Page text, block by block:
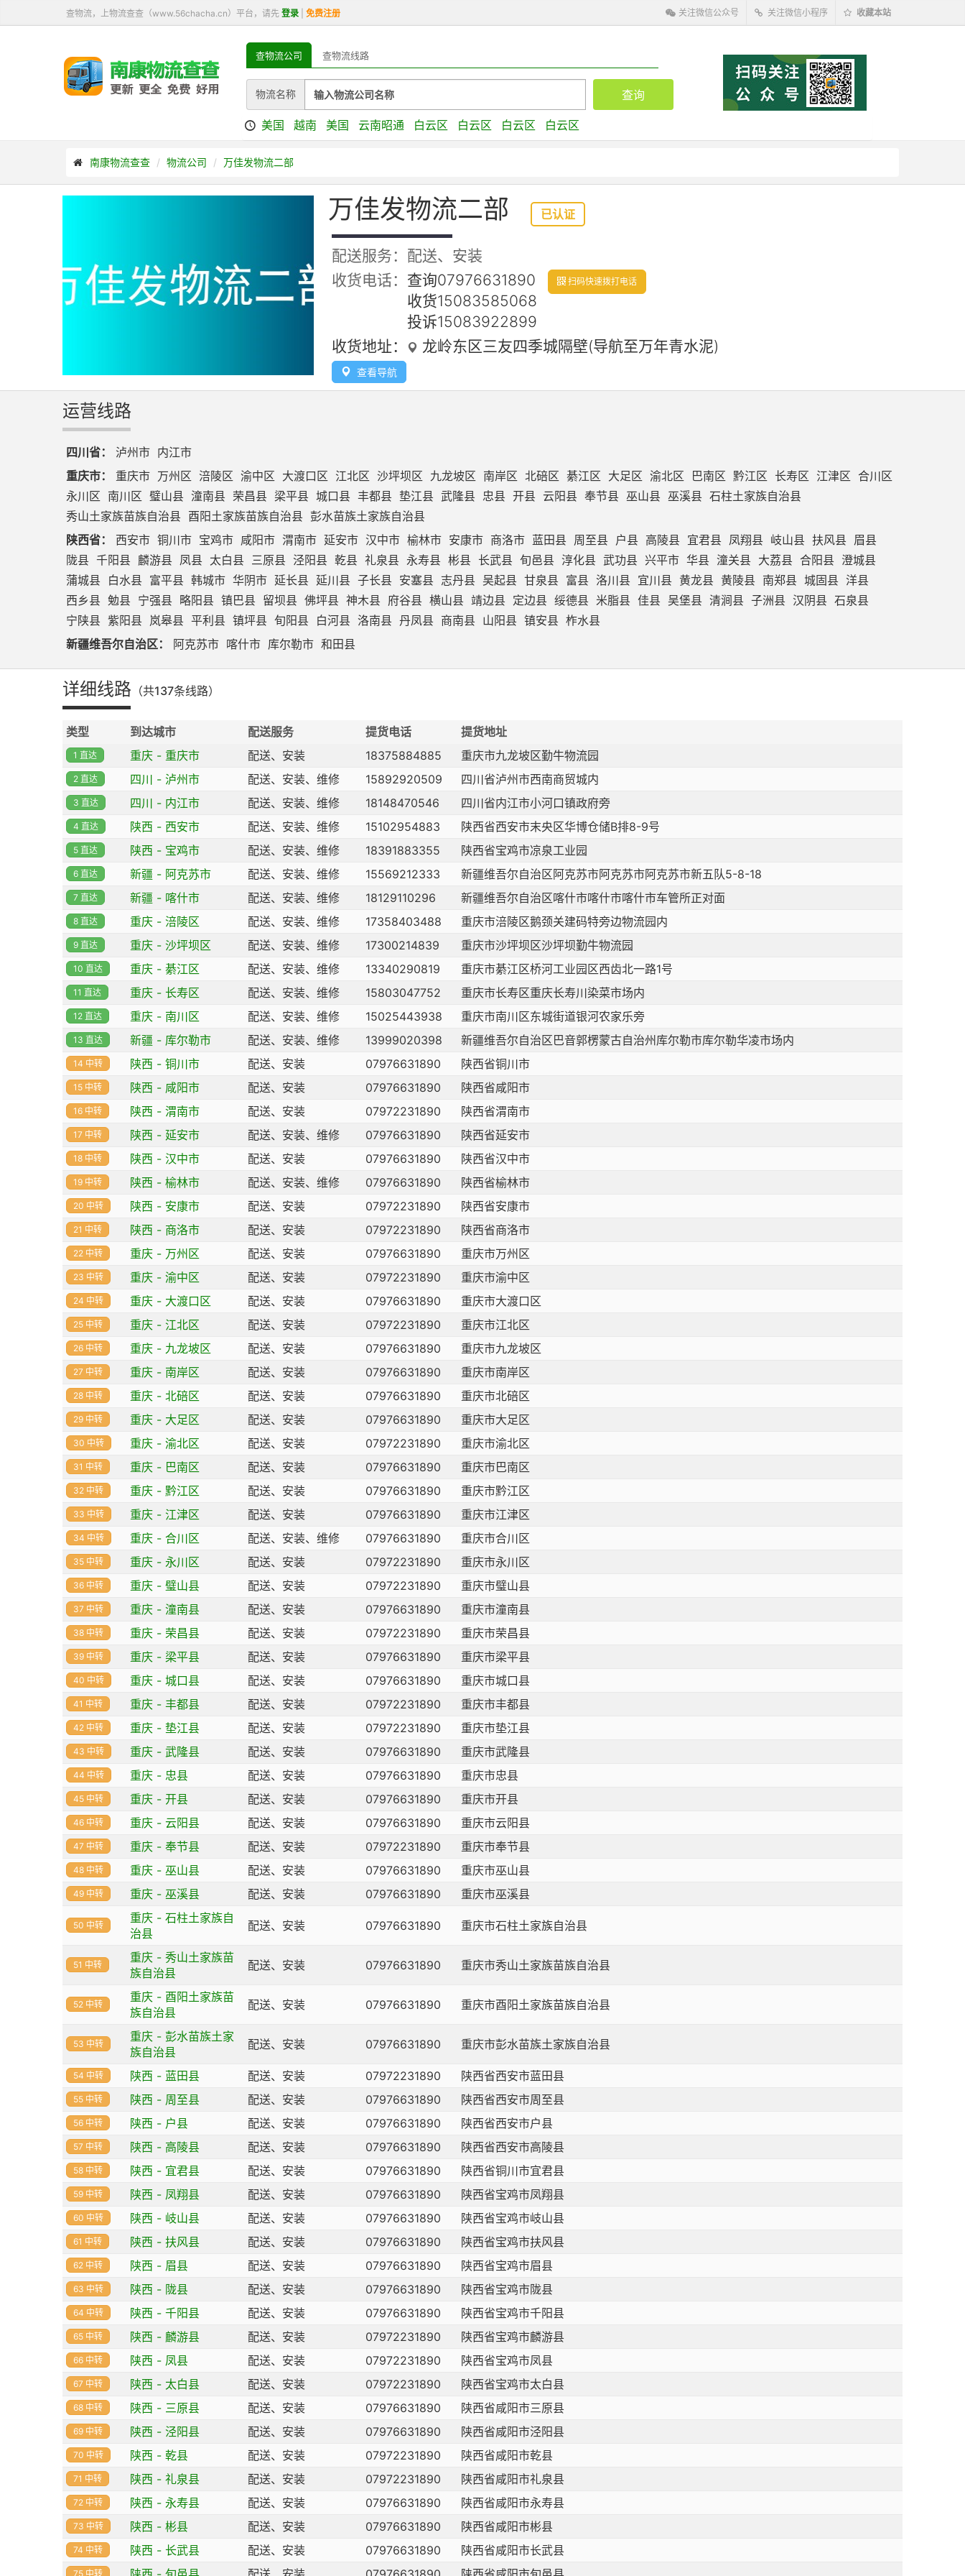
查物流，上物流查查（www.56chacha.cn）平台，请先 登录 免费注册 关注微信公众号 关注微信小程序 收藏本站
查物流公司 查物流线路
物流名称
美国 越南 美国 云南昭通 白云区 白云区 白云区 白云区
南康物流查查 物流公司 万佳发物流二部
万佳发物流二部 已认证
配送服务：配送、安装
收货电话： 查询07976631890
收货15083585068
投诉15083922899
扫码快速拨打电话
收货地址： 龙岭东区三友四季城隔壁(导航至万年青水泥)
查看导航
运营线路
四川省： 泸州市 内江市
重庆市：
重庆市 万州区 涪陵区 渝中区 大渡口区 江北区 沙坪坝区 九龙坡区 南岸区 北碚区 綦江区 大足区 渝北区 巴南区 黔江区 长寿区 江津区 合川区
永川区 南川区 璧山县 潼南县 荣昌县 梁平县 城口县 丰都县 垫江县 武隆县 忠县 开县 云阳县 奉节县 巫山县 巫溪县 石柱土家族自治县
秀山土家族苗族自治县 酉阳土家族苗族自治县 彭水苗族土家族自治县
陕西省：
西安市 铜川市 宝鸡市 咸阳市 渭南市 延安市 汉中市 榆林市 安康市 商洛市 蓝田县 周至县 户县 高陵县 宜君县 凤翔县 岐山县 扶风县 眉县
陇县 千阳县 麟游县 凤县 太白县 三原县 泾阳县 乾县 礼泉县 永寿县 彬县 长武县 旬邑县 淳化县 武功县 兴平市 华县 潼关县 大荔县 合阳县 澄城县
蒲城县 白水县 富平县 韩城市 华阴市 延长县 延川县 子长县 安塞县 志丹县 吴起县 甘泉县 富县 洛川县 宜川县 黄龙县 黄陵县 南郑县 城固县 洋县
西乡县 勉县 宁强县 略阳县 镇巴县 留坝县 佛坪县 神木县 府谷县 横山县 靖边县 定边县 绥德县 米脂县 佳县 吴堡县 清涧县 子洲县 汉阴县 石泉县
宁陕县 紫阳县 岚皋县 平利县 镇坪县 旬阳县 白河县 洛南县 丹凤县 商南县 山阳县 镇安县 柞水县
新疆维吾尔自治区：
阿克苏市 喀什市 库尔勒市 和田县
详细线路 （共137条线路）
类型 到达城市 配送服务 提货电话 提货地址
1 直达 重庆 - 重庆市 配送、安装 18375884885 重庆市九龙坡区勤牛物流园
2 直达 四川 - 泸州市 配送、安装、维修 15892920509 四川省泸州市西南商贸城内
3 直达 四川 - 内江市 配送、安装、维修 18148470546 四川省内江市小河口镇政府旁
4 直达 陕西 - 西安市 配送、安装、维修 15102954883 陕西省西安市末央区华博仓储B排8-9号
5 直达 陕西 - 宝鸡市 配送、安装、维修 18391883355 陕西省宝鸡市凉泉工业园
6 直达 新疆 - 阿克苏市 配送、安装、维修 15569212333 新疆维吾尔自治区阿克苏市阿克苏市阿克苏市新五队5-8-18
7 直达 新疆 - 喀什市 配送、安装、维修 18129110296 新疆维吾尔自治区喀什市喀什市喀什市车管所正对面
8 直达 重庆 - 涪陵区 配送、安装、维修 17358403488 重庆市涪陵区鹅颈关建码特旁边物流园内
9 直达 重庆 - 沙坪坝区 配送、安装、维修 17300214839 重庆市沙坪坝区沙坪坝勤牛物流园
10 直达 重庆 - 綦江区 配送、安装、维修 13340290819 重庆市綦江区桥河工业园区西齿北一路1号
11 直达 重庆 - 长寿区 配送、安装、维修 15803047752 重庆市长寿区重庆长寿川染菜市场内
12 直达 重庆 - 南川区 配送、安装、维修 15025443938 重庆市南川区东城街道银河农家乐旁
13 直达 新疆 - 库尔勒市 配送、安装、维修 13999020398 新疆维吾尔自治区巴音郭楞蒙古自治州库尔勒市库尔勒华凌市场内
14 中转 陕西 - 铜川市 配送、安装 07976631890 陕西省铜川市
15 中转 陕西 - 咸阳市 配送、安装 07976631890 陕西省咸阳市
16 中转 陕西 - 渭南市 配送、安装 07972231890 陕西省渭南市
17 中转 陕西 - 延安市 配送、安装、维修 07976631890 陕西省延安市
18 中转 陕西 - 汉中市 配送、安装 07976631890 陕西省汉中市
19 中转 陕西 - 榆林市 配送、安装、维修 07976631890 陕西省榆林市
20 中转 陕西 - 安康市 配送、安装 07972231890 陕西省安康市
21 中转 陕西 - 商洛市 配送、安装 07972231890 陕西省商洛市
22 中转 重庆 - 万州区 配送、安装 07976631890 重庆市万州区
23 中转 重庆 - 渝中区 配送、安装 07972231890 重庆市渝中区
24 中转 重庆 - 大渡口区 配送、安装 07976631890 重庆市大渡口区
25 中转 重庆 - 江北区 配送、安装 07972231890 重庆市江北区
26 中转 重庆 - 九龙坡区 配送、安装 07976631890 重庆市九龙坡区
27 中转 重庆 - 南岸区 配送、安装 07976631890 重庆市南岸区
28 中转 重庆 - 北碚区 配送、安装 07976631890 重庆市北碚区
29 中转 重庆 - 大足区 配送、安装 07976631890 重庆市大足区
30 中转 重庆 - 渝北区 配送、安装 07972231890 重庆市渝北区
31 中转 重庆 - 巴南区 配送、安装 07976631890 重庆市巴南区
32 中转 重庆 - 黔江区 配送、安装 07976631890 重庆市黔江区
33 中转 重庆 - 江津区 配送、安装 07976631890 重庆市江津区
34 中转 重庆 - 合川区 配送、安装、维修 07976631890 重庆市合川区
35 中转 重庆 - 永川区 配送、安装 07972231890 重庆市永川区
36 中转 重庆 - 璧山县 配送、安装 07972231890 重庆市璧山县
37 中转 重庆 - 潼南县 配送、安装 07976631890 重庆市潼南县
38 中转 重庆 - 荣昌县 配送、安装 07972231890 重庆市荣昌县
39 中转 重庆 - 梁平县 配送、安装 07976631890 重庆市梁平县
40 中转 重庆 - 城口县 配送、安装 07976631890 重庆市城口县
41 中转 重庆 - 丰都县 配送、安装 07972231890 重庆市丰都县
42 中转 重庆 - 垫江县 配送、安装 07972231890 重庆市垫江县
43 中转 重庆 - 武隆县 配送、安装 07976631890 重庆市武隆县
44 中转 重庆 - 忠县 配送、安装 07976631890 重庆市忠县
45 中转 重庆 - 开县 配送、安装 07976631890 重庆市开县
46 中转 重庆 - 云阳县 配送、安装 07976631890 重庆市云阳县
47 中转 重庆 - 奉节县 配送、安装 07972231890 重庆市奉节县
48 中转 重庆 - 巫山县 配送、安装 07976631890 重庆市巫山县
49 中转 重庆 - 巫溪县 配送、安装 07976631890 重庆市巫溪县
50 中转
重庆 - 石柱土家族自
治县
配送、安装 07976631890 重庆市石柱土家族自治县
51 中转
重庆 - 秀山土家族苗
族自治县
配送、安装 07976631890 重庆市秀山土家族苗族自治县
52 中转
重庆 - 酉阳土家族苗
族自治县
配送、安装 07976631890 重庆市酉阳土家族苗族自治县
53 中转
重庆 - 彭水苗族土家
族自治县
配送、安装 07976631890 重庆市彭水苗族土家族自治县
54 中转 陕西 - 蓝田县 配送、安装 07972231890 陕西省西安市蓝田县
55 中转 陕西 - 周至县 配送、安装 07976631890 陕西省西安市周至县
56 中转 陕西 - 户县 配送、安装 07976631890 陕西省西安市户县
57 中转 陕西 - 高陵县 配送、安装 07976631890 陕西省西安市高陵县
58 中转 陕西 - 宜君县 配送、安装 07976631890 陕西省铜川市宜君县
59 中转 陕西 - 凤翔县 配送、安装 07976631890 陕西省宝鸡市凤翔县
60 中转 陕西 - 岐山县 配送、安装 07976631890 陕西省宝鸡市岐山县
61 中转 陕西 - 扶风县 配送、安装 07976631890 陕西省宝鸡市扶风县
62 中转 陕西 - 眉县 配送、安装 07976631890 陕西省宝鸡市眉县
63 中转 陕西 - 陇县 配送、安装 07976631890 陕西省宝鸡市陇县
64 中转 陕西 - 千阳县 配送、安装 07976631890 陕西省宝鸡市千阳县
65 中转 陕西 - 麟游县 配送、安装 07972231890 陕西省宝鸡市麟游县
66 中转 陕西 - 凤县 配送、安装 07972231890 陕西省宝鸡市凤县
67 中转 陕西 - 太白县 配送、安装 07972231890 陕西省宝鸡市太白县
68 中转 陕西 - 三原县 配送、安装 07976631890 陕西省咸阳市三原县
69 中转 陕西 - 泾阳县 配送、安装 07976631890 陕西省咸阳市泾阳县
70 中转 陕西 - 乾县 配送、安装 07972231890 陕西省咸阳市乾县
71 中转 陕西 - 礼泉县 配送、安装 07972231890 陕西省咸阳市礼泉县
72 中转 陕西 - 永寿县 配送、安装 07976631890 陕西省咸阳市永寿县
73 中转 陕西 - 彬县 配送、安装 07976631890 陕西省咸阳市彬县
74 中转 陕西 - 长武县 配送、安装 07976631890 陕西省咸阳市长武县
75 中转